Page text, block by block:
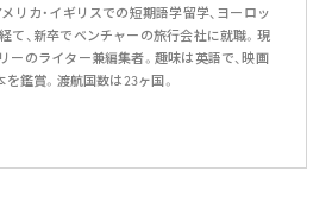
リカ・イギリスでの短期語学留学、ヨーロッ
て、新卒でベンチャーの旅行会社に就職。現
ーのライター兼編集者。趣味は英語で、映画
鑑賞。渡航国数は23ヶ国。